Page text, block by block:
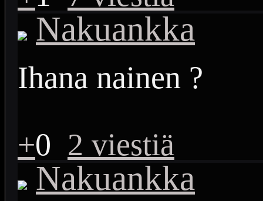
Nakuankka
Ihana nainen ?
+0 2 viestiä
Nakuankka